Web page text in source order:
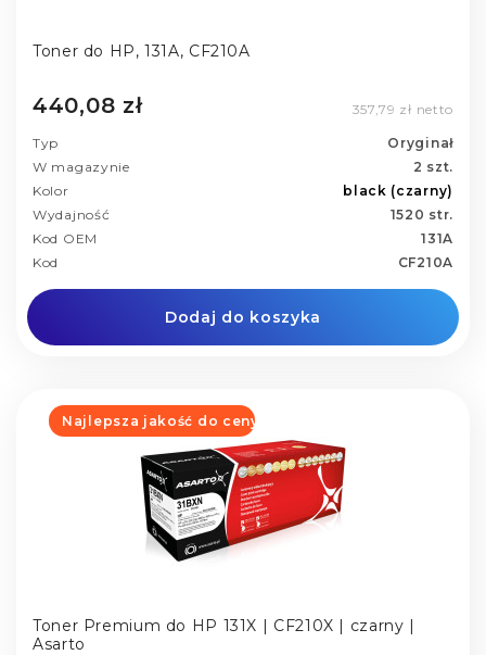
Toner do HP, 131A, CF210A
440,08 zł 357,79 zł netto
Typ
Oryginał
W magazynie
2 szt.
Kolor
black (czarny)
Wydajność
1520 str.
Kod OEM
131A
Kod
CF210A
Dodaj do koszyka
Najlepsza jakość do ceny
Toner Premium do HP 131X | CF210X | czarny |
Asarto